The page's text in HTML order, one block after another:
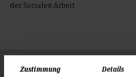
Zustimmung Details
Folgen Sie uns